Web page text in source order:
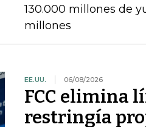
130.000 millones de
millones
EE.UU. 06/08/2026
FCC elimina
restringía